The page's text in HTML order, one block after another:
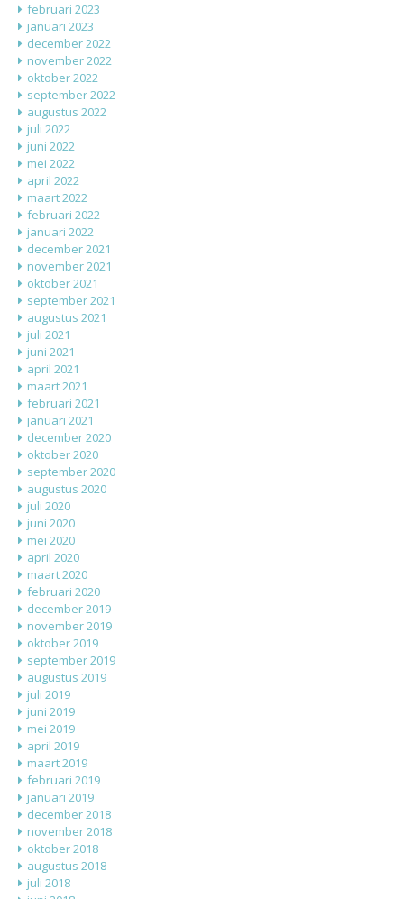
februari 2023
januari 2023
december 2022
november 2022
oktober 2022
september 2022
augustus 2022
juli 2022
juni 2022
mei 2022
april 2022
maart 2022
februari 2022
januari 2022
december 2021
november 2021
oktober 2021
september 2021
augustus 2021
juli 2021
juni 2021
april 2021
maart 2021
februari 2021
januari 2021
december 2020
oktober 2020
september 2020
augustus 2020
juli 2020
juni 2020
mei 2020
april 2020
maart 2020
februari 2020
december 2019
november 2019
oktober 2019
september 2019
augustus 2019
juli 2019
juni 2019
mei 2019
april 2019
maart 2019
februari 2019
januari 2019
december 2018
november 2018
oktober 2018
augustus 2018
juli 2018